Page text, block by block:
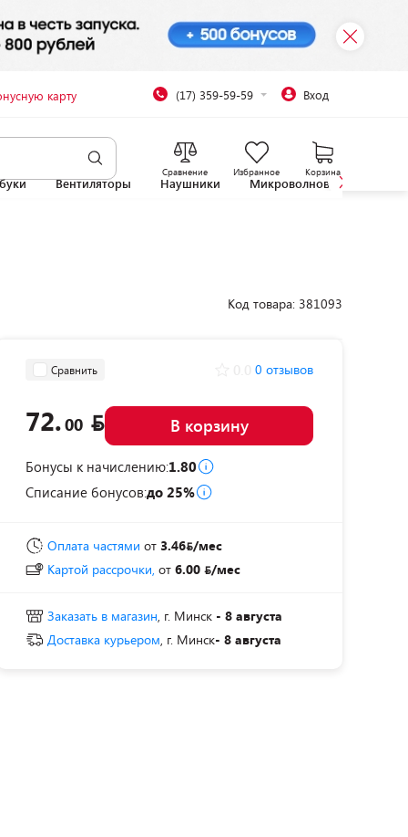
карту (17) 359-59-59 Вход
Сравнение Избранное Корзина
Вентиляторы Наушники Микроволновые печи
Код товара: 381093
Сравнить 0 отзывов
72.00 В корзину
Бонусы к начислению:1.80
Списание бонусов:до 25%
Оплата частями от 3.46 /мес
Картой рассрочки, от 6.00 /мес
Заказать в магазин, г. Минск - 8 августа
Доставка курьером, г. Минск- 8 августа